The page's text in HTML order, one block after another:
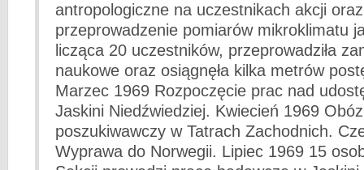
antropologiczne na uczestnikach akcji oraz
przeprowadzenie pomiarów mikroklimatu
licząca 20 uczestników, przeprowadziła
naukowe oraz osiągnęła kilka metrów
Marzec 1969 Rozpoczęcie prac nad
Jaskini Niedźwiedziej. Kwiecień 1969 Obóz
poszukiwawczy w Tatrach Zachodnich.
Wyprawa do Norwegii. Lipiec 1969 15